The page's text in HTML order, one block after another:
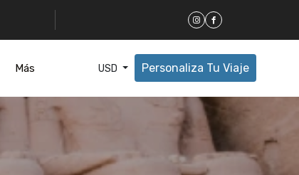
Más USD Personaliza Tu Viaje